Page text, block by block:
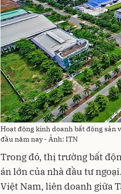
Hoạt động kinh doanh bất động sản
đầu năm nay - Ảnh: ITN
Trong đó, thị trường bất
án lớn của nhà đầu tư
Việt Nam, liên doanh giữa